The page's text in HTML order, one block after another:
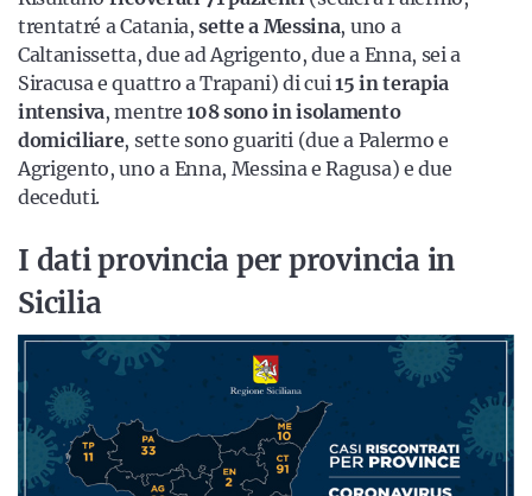
trentatré a Catania,sette a Messina, uno a
Caltanissetta, due ad Agrigento, due a Enna, sei a
Siracusa e quattro a Trapani) di cui15 in terapia
intensiva, mentre108 sono in isolamento
domiciliare, sette sono guariti (due a Palermo e
Agrigento, uno a Enna, Messina e Ragusa) e due
deceduti.
I dati provincia per provincia in
Sicilia